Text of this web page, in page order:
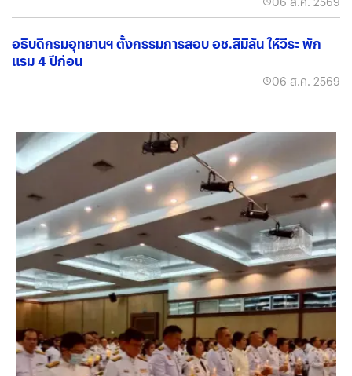
อธิบดีกรมอุทยานฯ ตั้งกรรมการสอบ อช.สิมิลัน ให้วีระ พัก
แรม 4 ปีก่อน
06 ส.ค. 2569